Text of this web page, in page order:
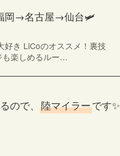
岡→名古屋→仙台🛩
好き LiCoのオススメ！裏技
も楽しめるルー…
ので、 陸マイラーです✨